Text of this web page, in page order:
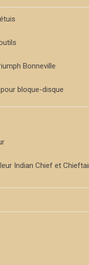
Bonneville
bloque-disque
Indian Chief et